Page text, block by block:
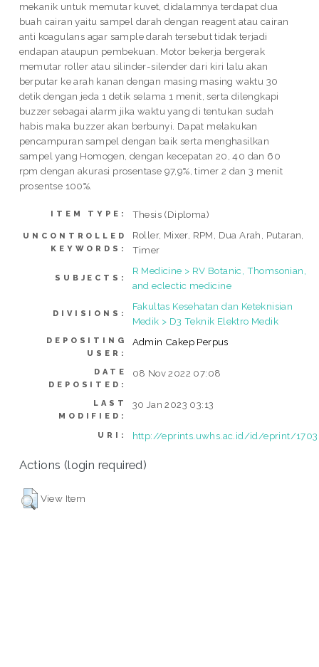
mekanik untuk memutar kuvet, didalamnya terdapat dua
buah cairan yaitu sampel darah dengan reagent atau cairan
anti koagulans agar sample darah tersebut tidak terjadi
endapan ataupun pembekuan. Motor bekerja bergerak
memutar roller atau silinder-silender dari kiri lalu akan
berputar ke arah kanan dengan masing masing waktu 30
detik dengan jeda 1 detik selama 1 menit, serta dilengkapi
buzzer sebagai alarm jika waktu yang di tentukan sudah
habis maka buzzer akan berbunyi. Dapat melakukan
pencampuran sampel dengan baik serta menghasilkan
sampel yang Homogen, dengan kecepatan 20, 40 dan 60
rpm dengan akurasi prosentase 97,9%, timer 2 dan 3 menit
prosentse 100%.
ITEM TYPE: Thesis (Diploma)
UNCONTROLLED
KEYWORDS:
Roller, Mixer, RPM, Dua Arah, Putaran,
Timer
SUBJECTS:
R Medicine > RV Botanic, Thomsonian,
and eclectic medicine
DIVISIONS:
Fakultas Kesehatan dan Keteknisian
Medik > D3 Teknik Elektro Medik
DEPOSITING
USER:
Admin Cakep Perpus
DATE
DEPOSITED:
08 Nov 2022 07:08
LAST
MODIFIED:
30 Jan 2023 03:13
URI: http://eprints.uwhs.ac.id/id/eprint/1703
Actions (login required)
View Item